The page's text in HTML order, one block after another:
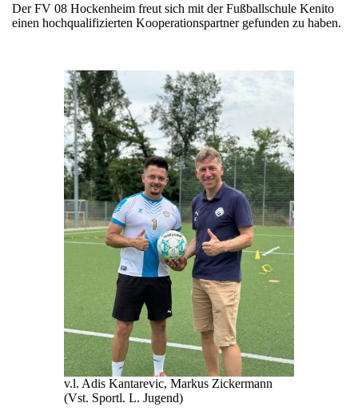
Der FV 08 Hockenheim freut sich mit der Fußballschule Kenito
einen hochqualifizierten Kooperationspartner gefunden zu haben.
v.l. Adis Kantarevic, Markus Zickermann
(Vst. Sportl. L. Jugend)